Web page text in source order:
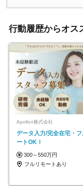
行動履歴からオス
Apollon株式会社
データ入力/完全在宅・
ートOK！
300～550万円
フルリモートあり